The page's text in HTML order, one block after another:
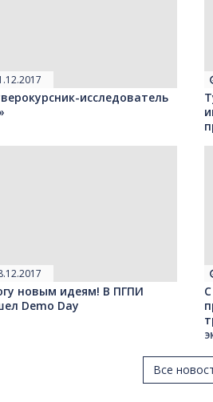
исследователь
новым идеям! В ПГПИ
Demo Day
Все